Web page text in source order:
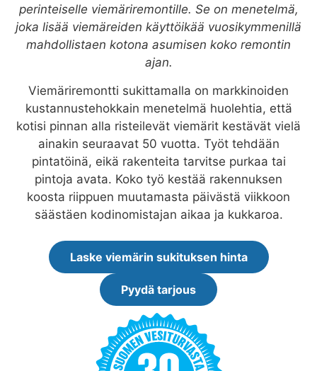
perinteiselle viemäriremontille. Se on menetelmä,
joka lisää viemäreiden käyttöikää vuosikymmenillä
mahdollistaen kotona asumisen koko remontin
ajan.
Viemäriremontti sukittamalla on markkinoiden
kustannustehokkain menetelmä huolehtia, että
kotisi pinnan alla risteilevät viemärit kestävät vielä
ainakin seuraavat 50 vuotta. Työt tehdään
pintatöinä, eikä rakenteita tarvitse purkaa tai
pintoja avata. Koko työ kestää rakennuksen
koosta riippuen muutamasta päivästä viikkoon
säästäen kodinomistajan aikaa ja kukkaroa.
Laske viemärin sukituksen hinta
Pyydä tarjous